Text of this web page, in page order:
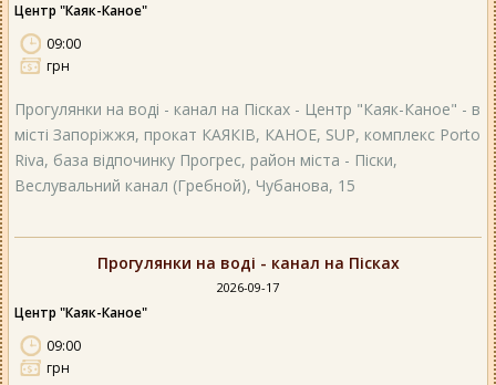
Центр "Каяк-Каное"
09:00
грн
Прогулянки на воді - канал на Пісках - Центр "Каяк-Каное" - в
місті Запоріжжя, прокат КАЯКІВ, КАНОЕ, SUP, комплекс Porto
Riva, база відпочинку Прогрес, район міста - Піски,
Веслувальний канал (Гребной), Чубанова, 15
Прогулянки на воді - канал на Пісках
2026-09-17
Центр "Каяк-Каное"
09:00
грн